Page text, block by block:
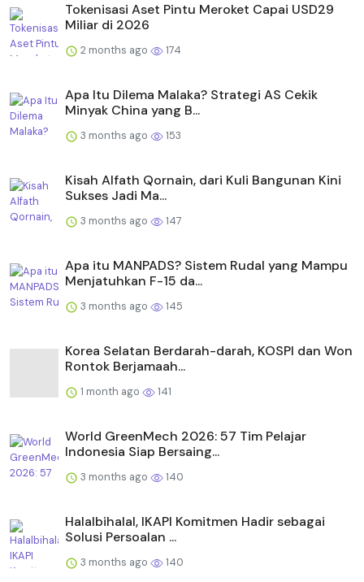
Tokenisasi Aset Pintu Meroket Capai USD29
Miliar di 2026
2 months ago 174
Apa Itu Dilema Malaka? Strategi AS Cekik
Minyak China yang B...
3 months ago 153
Kisah Alfath Qornain, dari Kuli Bangunan Kini
Sukses Jadi Ma...
3 months ago 147
Apa itu MANPADS? Sistem Rudal yang Mampu
Menjatuhkan F-15 da...
3 months ago 145
Korea Selatan Berdarah-darah, KOSPI dan Won
Rontok Berjamaah...
1 month ago 141
World GreenMech 2026: 57 Tim Pelajar
Indonesia Siap Bersaing...
3 months ago 140
Halalbihalal, IKAPI Komitmen Hadir sebagai
Solusi Persoalan ...
3 months ago 140